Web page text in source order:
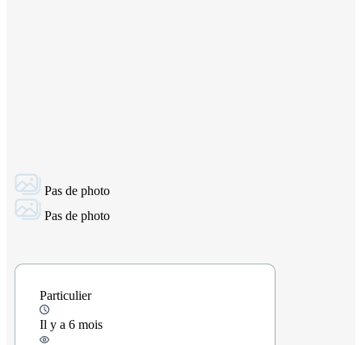
Pas de photo
Pas de photo
Particulier
Il y a 6 mois